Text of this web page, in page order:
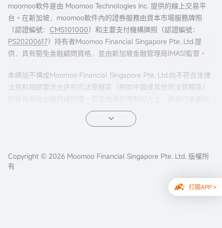
打開APP >
moomoo軟件是由 Moomoo Technologies Inc. 提供的線上交易平
台。在新加坡，moomoo軟件內的證券服務由資本市場服務牌照
（認證編號： CMS101000）和主要支付機構牌照（認證編號：
PS20200617）持有者Moomoo Financial Singapore Pte. Ltd.提
供，具有豁免金融顧問資格，並由新加坡金融管理局(MAS)監管。
本網站不構成Moomoo Financial Singapore Pte. Ltd.向不符合法律
法規和相關要求允許的司法管轄區（例如中國或其他司法管轄區）
問本網站的風險，並且您有責任遵守當地法律。
公司地址：新加坡濱海灣金融中心二座#31-01 moomoo證
Copyright © 2026 Moomoo Financial Singapore Pte. Ltd. 版權所
有